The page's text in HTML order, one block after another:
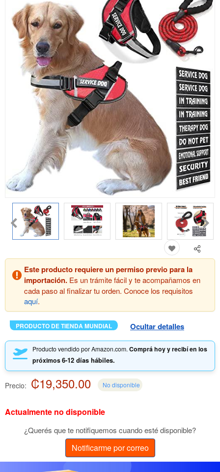
Este producto requiere un permiso previo para la
importación. Es un trámite fácil y te acompañamos en
cada paso al finalizar tu orden. Conoce los requisitos
aquí.
PRODUCTO DE TIENDA MUNDIAL Ocultar detalles
Producto vendido por Amazon.com.Comprá hoy y recibí en los
próximos6-12 días hábiles.
Precio: ₡19,350.00 No disponible
Actualmente no disponible
¿Querés que te notifiquemos cuando esté disponible?
Notificarme por correo